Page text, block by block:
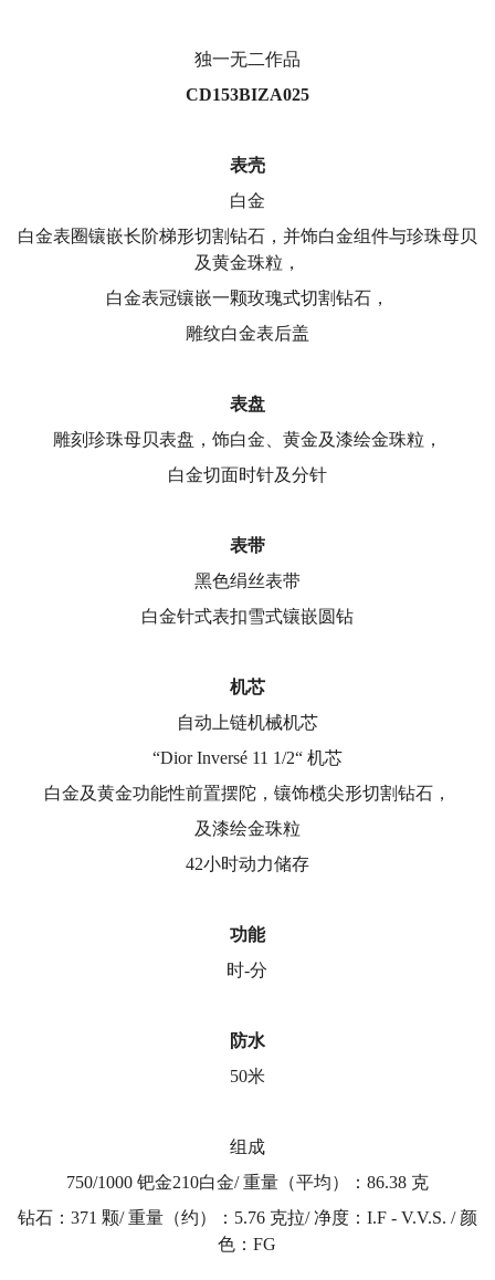
独一无二作品
CD153BIZA025
表壳
白金
白金表圈镶嵌长阶梯形切割钻石，并饰白金组件与珍珠母贝
及黄金珠粒，
白金表冠镶嵌一颗玫瑰式切割钻石，
雕纹白金表后盖
表盘
雕刻珍珠母贝表盘，饰白金、黄金及漆绘金珠粒，
白金切面时针及分针
表带
黑色绢丝表带
白金针式表扣雪式镶嵌圆钻
机芯
自动上链机械机芯
“Dior Inversé 11 1/2“ 机芯
白金及黄金功能性前置摆陀，镶饰榄尖形切割钻石，
及漆绘金珠粒
42小时动力储存
功能
时-分
防水
50米
组成
750/1000 钯金210白金/ 重量（平均）：86.38 克
钻石：371 颗/ 重量（约）：5.76 克拉/ 净度：I.F - V.V.S. / 颜
色：FG